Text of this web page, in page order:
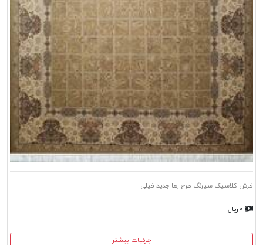
فرش کلاسیک سیرنگ طرح رها جدید فیلی
جزئیات بیشتر